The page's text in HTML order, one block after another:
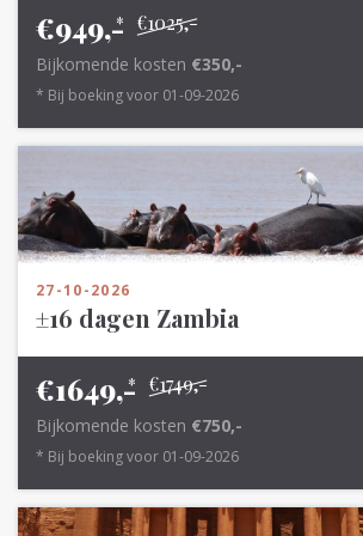
€1025,-
€949,-
*
Bijkomende kosten €350,-
* Bij boeking voor 01-09-2026
27-10-2026
±16 dagen Zambia
€1749,-
€1649,-
*
Bijkomende kosten €750,-
* Bij boeking voor 01-09-2026